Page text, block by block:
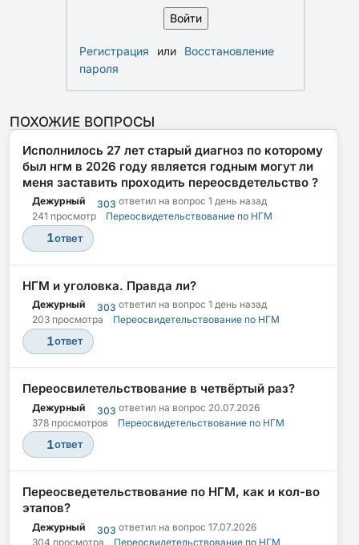
Регистрация или
Восстановление
пароля
ПОХОЖИЕ ВОПРОСЫ
Исполнилось 27 лет старый диагноз по которому
был нгм в 2026 году является годным могут ли
меня заставить проходить переосвдетельство ?
Дежурный 303 ответил на вопрос 1 день назад
241 просмотр
Переосвидетельствование по НГМ
1ответ
НГМ и уголовка. Правда ли?
Дежурный 303 ответил на вопрос 1 день назад
203 просмотра
Переосвидетельствование по НГМ
1ответ
Переосвилетельствование в четвёртый раз?
Дежурный 303 ответил на вопрос 20.07.2026
378 просмотров
Переосвидетельствование по НГМ
1ответ
Переосведетельствование по НГМ, как и кол-во
этапов?
Дежурный 303 ответил на вопрос 17.07.2026
304 просмотра
Переосвидетельствование по НГМ